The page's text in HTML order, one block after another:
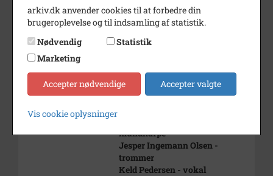
mundharpe
Johny Dahl - lead-guitar
Ivan Hansen - altsax
Johnnie Madsen - bas
Peter Aagaard - orgel
Bo Jørgensen - trommer
Ole Rasmussen - tenorsax, fløjte
mundharpe
Jesper Ingemann Olsen -
trommer
Keld Pedersen - vokal
arkiv.dk anvender cookies til at forbedre din
brugeroplevelse og til indsamling af statistik.
Nødvendig
Statistik
Marketing
Accepter nødvendige Accepter valgte
Vis cookie oplysninger